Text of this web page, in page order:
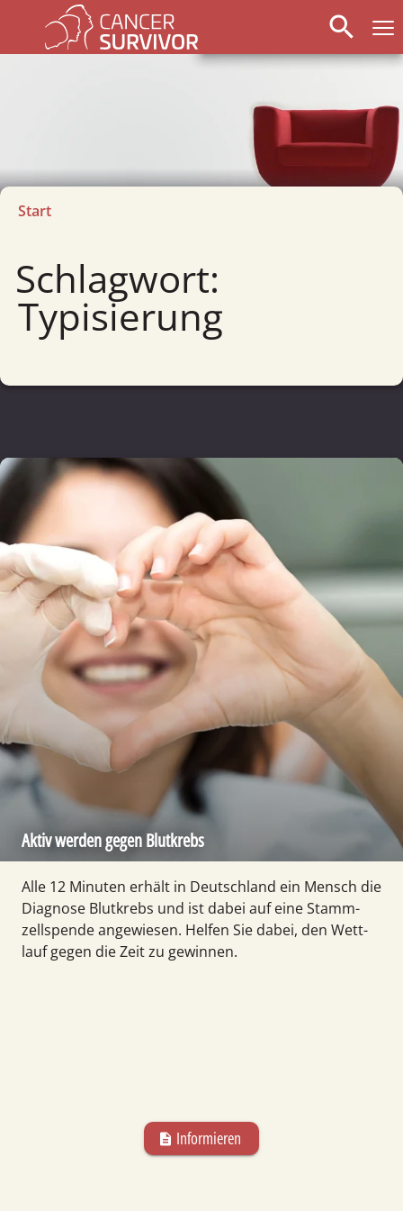
search
Start
Schlagwort:
Typisierung
Aktiv werden gegen Blutkrebs
Alle 12 Minuten erhält in Deutsch­land ein Mensch die
Diagnose Blut­krebs und ist dabei auf eine Stamm­
zell­spende angewiesen. Helfen Sie dabei, den Wett­
lauf gegen die Zeit zu gewinnen.
description Informieren